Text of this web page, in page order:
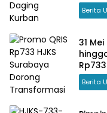
Berita
31
Berita